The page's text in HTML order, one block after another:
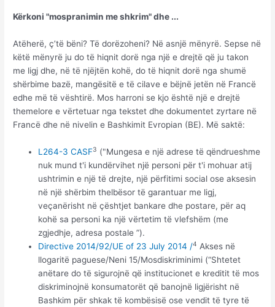
Kërkoni "mospranimin me shkrim" dhe ...
Atëherë, ç’të bëni? Të dorëzoheni? Në asnjë mënyrë. Sepse në
këtë mënyrë ju do të hiqnit dorë nga një e drejtë që ju takon
me ligj dhe, në të njëjtën kohë, do të hiqnit dorë nga shumë
shërbime bazë, mangësitë e të cilave e bëjnë jetën në Francë
edhe më të vështirë. Mos harroni se kjo është një e drejtë
themelore e vërtetuar nga tekstet dhe dokumentet zyrtare në
Francë dhe në nivelin e Bashkimit Evropian (BE). Më saktë:
L264-3 CASF3 ("Mungesa e një adrese të qëndrueshme
nuk mund t'i kundërvihet një personi për t'i mohuar atij
ushtrimin e një të drejte, një përfitimi social ose aksesin
në një shërbim thelbësor të garantuar me ligj,
veçanërisht në çështjet bankare dhe postare, për aq
kohë sa personi ka një vërtetim të vlefshëm (me
zgjedhje, adresa postale ”).
Directive 2014/92/UE of 23 July 2014 /4 Akses në
llogaritë paguese/Neni 15/Mosdiskriminimi (“Shtetet
anëtare do të sigurojnë që institucionet e kreditit të mos
diskriminojnë konsumatorët që banojnë ligjërisht në
Bashkim për shkak të kombësisë ose vendit të tyre të